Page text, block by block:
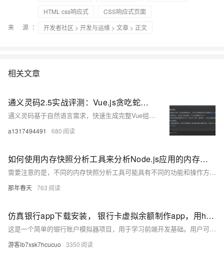
HTML css响应式
CSS响应式页面
来 源：
开发者社区 > 开发与运维 > 文章 > 正文
相关文章
通义灵码2.5实战评测：Vue.js贪吃蛇游戏一键生成
通义灵码基于自然语言需求，快速生成完整Vue组件。例如，用Vue 2和JavaScript实现贪吃蛇游戏：包含键盘控制、得分系统、游戏结束判定与Canvas动态渲染。AI生成的代码符合规范，支持响应式数据与事件监听，还能进阶优化（如增加启停按钮、速度随分数提升）。传统需1小时的工作量，使用通义灵码仅10分钟完成，大幅提升开发效率。操作简单：安装插件、输入需求、运行项目即可实现功能。
a1317494491 680
如何使用内存快照分析工具来分析Node.js应用的内存问题？
需要注意的是，不同的内存快照分析工具可能具有不同的功能和操作方式，在使用时需要根据具体工具的说明和特点进行灵活运用。
那年春天 763
仿真银行app下载安装， 银行卡虚拟余额制作app，用html+css+js实现逼真娱乐工具
这是一个简单的银行账户模拟器项目，用于学习前端开发基础。用户可进行存款、取款操作，所有数据存储于浏览器内存中
游客ib7xsk7hcucuo 3350